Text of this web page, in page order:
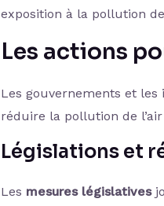
exposition à la pollution
Les actions
Les gouvernements et
réduire la pollution de
Législations et
Les mesures législatives